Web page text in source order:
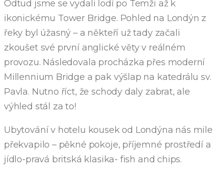
Odtud jsme se vydali lodí po Temži až k
ikonickému Tower Bridge. Pohled na Londýn z
řeky byl úžasný – a někteří už tady začali
zkoušet své první anglické věty v reálném
provozu. Následovala procházka přes moderní
Millennium Bridge a pak výšlap na katedrálu sv.
Pavla. Nutno říct, že schody daly zabrat, ale
výhled stál za to!
Ubytování v hotelu kousek od Londýna nás mile
překvapilo – pěkné pokoje, příjemné prostředí a
jídlo-pravá britská klasika- fish and chips.